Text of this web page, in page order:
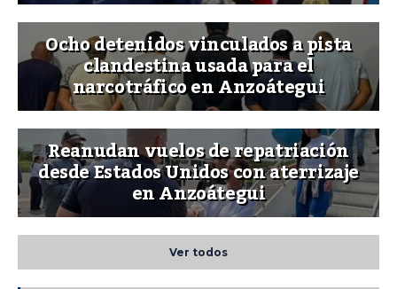
Ocho detenidos vinculados a pista
clandestina usada para el
narcotráfico en Anzoátegui
Reanudan vuelos de repatriación
desde Estados Unidos con aterrizaje
en Anzoátegui
Ver todos